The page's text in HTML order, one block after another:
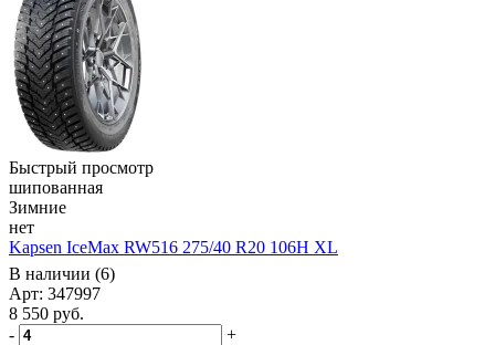
Быстрый просмотр
шипованная
Зимние
нет
Kapsen IceMax RW516 275/40 R20 106H XL
В наличии (6)
Арт: 347997
8 550 руб.
-
+